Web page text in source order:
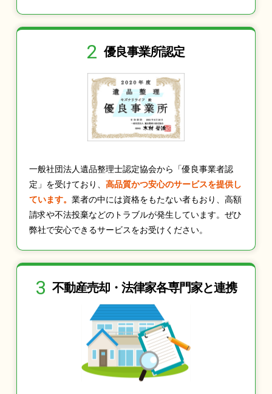
2 優良事業所認定
一般社団法人遺品整理士認定協会から「優良事業者認
定」を受けており、 高品質かつ安心のサービスを提供し
ています。 業者の中には資格をもたない者もおり、高額
請求や不法投棄などのトラブルが発生しています。ぜひ
弊社で安心できるサービスをお受けください。
3 不動産売却・法律家各専門家と連携